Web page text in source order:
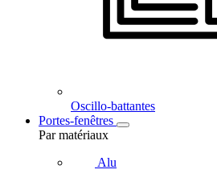
Oscillo-battantes
Portes-fenêtres
Par matériaux
Alu